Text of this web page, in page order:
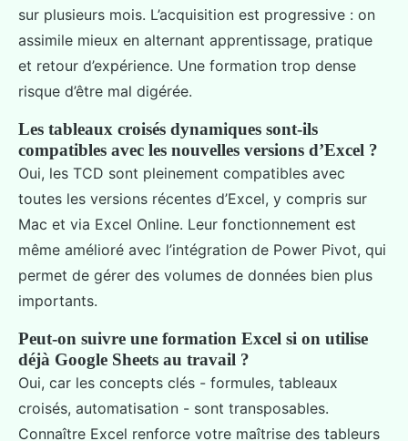
sur plusieurs mois. L’acquisition est progressive : on
assimile mieux en alternant apprentissage, pratique
et retour d’expérience. Une formation trop dense
risque d’être mal digérée.
Les tableaux croisés dynamiques sont-ils
compatibles avec les nouvelles versions d’Excel ?
Oui, les TCD sont pleinement compatibles avec
toutes les versions récentes d’Excel, y compris sur
Mac et via Excel Online. Leur fonctionnement est
même amélioré avec l’intégration de Power Pivot, qui
permet de gérer des volumes de données bien plus
importants.
Peut-on suivre une formation Excel si on utilise
déjà Google Sheets au travail ?
Oui, car les concepts clés - formules, tableaux
croisés, automatisation - sont transposables.
Connaître Excel renforce votre maîtrise des tableurs